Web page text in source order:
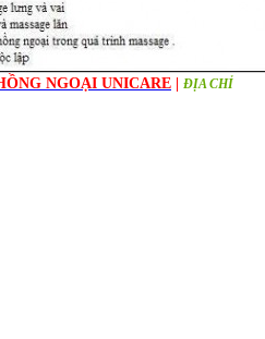
NGOẠI UNICARE
ĐỊA CHỈ